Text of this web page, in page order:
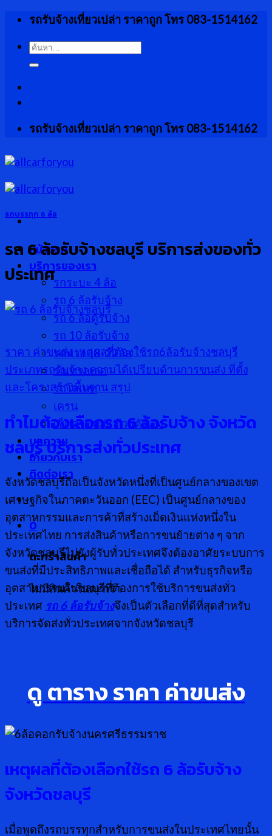
Skip
content
รถรับจ้างเที่ยวเปล่า ราคาถูก โทร 083-1514162
ค้นหา:
รถรับจ้างเที่ยวเปล่า ราคาถูก โทร 083-1514162
หน้าแรก
บริการของเรา
รกระบะ 4 ล้อ
รถ 6 ล้อรับจ้าง
รถ 6 ล้อตู้รับจ้าง
รถ 10 ล้อรับจ้าง
รถพ่วง 18-22ล้อ
รถเทรลเลอ
รถโลเบท
เครน
เช็คค่าขนส่ง ด้วยตัวเอง
บทความ
เกี่ยวกับเรา
ติดต่อเรา
0
ตะกร้าสินค้า
ไม่มีสินค้าในตะกร้า
รถบรรทุก 6 ล้อ
รถ 6 ล้อรับจ้างชลบุรี บริการส่งของทั่ว
ประเทศ
ราคา ค่าขนส่งเหตุผลที่ต้องใช้รถ6ล้อรับจ้างชลบุรี
ประเภทรถรับจ้าง ความได้เปรียบด้านการขนส่ง ที่ตั้ง
และโครงสร้างพื้นฐาน สรุป
ทำไมต้องเลือกรถ 6 ล้อรับจ้าง จังหวัด
ชลบุรี บริการส่งทั่วประเทศ
จังหวัดชลบุรีถือเป็นจังหวัดหนึ่งที่เป็นศูนย์กลางของเขต
เศรษฐกิจในภาคตะวันออก (EEC) เป็นศูนย์กลางของ
อุตสาหกรรมและการค้าที่สร้างเม็ดเงินแห่งหนึ่งใน
ประเทศไทย การส่งสินค้าหรือการขนย้ายต่าง ๆ จาก
จังหวัดชลบุรีไปยังผู้รับทั่วประเทศจึงต้องอาศัยระบบการ
ขนส่งที่มีประสิทธิภาพและเชื่อถือได้ สำหรับธุรกิจหรือ
อุตสาหกรรมในชลบุรีที่ต้องการใช้บริการขนส่งทั่ว
ประเทศ รถ 6 ล้อรับจ้างจึงเป็นตัวเลือกที่ดีที่สุดสำหรับ
บริการจัดส่งทั่วประเทศจากจังหวัดชลบุรี
ดู ตาราง ราคา ค่าขนส่ง
เหตุผลที่ต้องเลือกใช้รถ 6 ล้อรับจ้าง
จังหวัดชลบุรี
เมื่อพูดถึงรถบรรทุกสำหรับการขนส่งในประเทศไทยนั้น